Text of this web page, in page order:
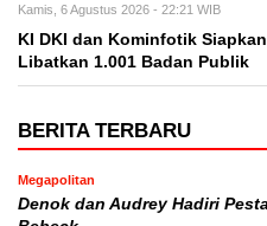
Kamis, 6 Agustus 2026 - 22:21 WIB
KI DKI dan Kominfotik
Libatkan 1.001 Badan Publik
BERITA TERBARU
Megapolitan
Denok dan Audrey Hadiri